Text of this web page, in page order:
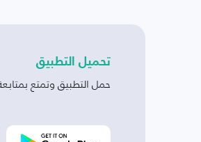
تحميل التطبيق
حمل التطبيق وتمتع